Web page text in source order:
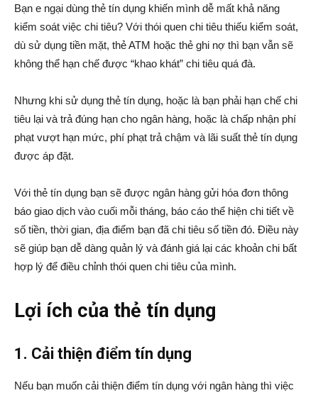
Bạn e ngại dùng thẻ tín dụng khiến mình dễ mất khả năng
kiểm soát việc chi tiêu? Với thói quen chi tiêu thiếu kiểm soát,
dù sử dụng tiền mặt, thẻ ATM hoặc thẻ ghi nợ thì bạn vẫn sẽ
không thể hạn chế được “khao khát” chi tiêu quá đà.
Nhưng khi sử dụng thẻ tín dụng, hoặc là bạn phải hạn chế chi
tiêu lại và trả đúng hạn cho ngân hàng, hoặc là chấp nhận phí
phạt vượt hạn mức, phí phạt trả chậm và lãi suất thẻ tín dụng
được áp đặt.
Với thẻ tín dụng bạn sẽ được ngân hàng gửi hóa đơn thông
báo giao dịch vào cuối mỗi tháng, báo cáo thể hiện chi tiết về
số tiền, thời gian, địa điểm bạn đã chi tiêu số tiền đó. Điều này
sẽ giúp bạn dễ dàng quản lý và đánh giá lại các khoản chi bất
hợp lý để điều chỉnh thói quen chi tiêu của mình.
Lợi ích của thẻ tín dụng
1. Cải thiện điểm tín dụng
Nếu bạn muốn cải thiện điểm tín dụng với ngân hàng thì việc